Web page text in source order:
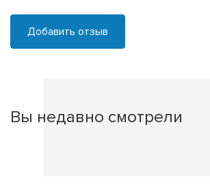
Добавить отзыв
Вы недавно смотрели